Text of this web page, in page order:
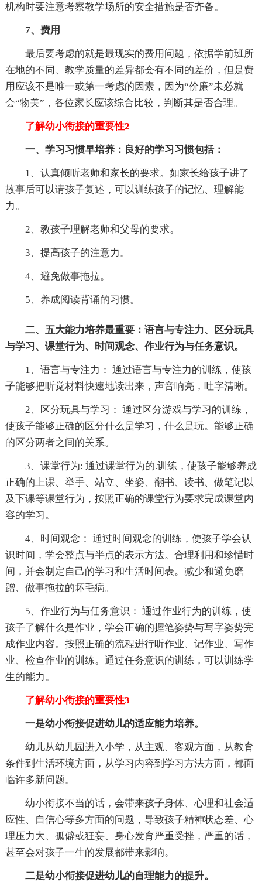
机构时要注意考察教学场所的安全措施是否齐备。
7、费用
最后要考虑的就是最现实的费用问题，依据学前班所
在地的不同、教学质量的差异都会有不同的差价，但是费
用应该不是唯一或第一考虑的因素，因为“价廉”未必就
会“物美”，各位家长应该综合比较，判断其是否合理。
了解幼小衔接的重要性2
一、学习习惯早培养：良好的学习习惯包括：
1、认真倾听老师和家长的要求。如家长给孩子讲了
故事后可以请孩子复述，可以训练孩子的记忆、理解能
力。
2、教孩子理解老师和父母的要求。
3、提高孩子的注意力。
4、避免做事拖拉。
5、养成阅读背诵的习惯。
二、五大能力培养最重要：语言与专注力、区分玩具
与学习、课堂行为、时间观念、作业行为与任务意识。
1、语言与专注力： 通过语言与专注力的训练，使孩
子能够把听觉材料快速地读出来，声音响亮，吐字清晰。
2、区分玩具与学习： 通过区分游戏与学习的训练，
使孩子能够正确的区分什么是学习，什么是玩。能够正确
的区分两者之间的关系。
3、课堂行为: 通过课堂行为的.训练，使孩子能够养成
正确的上课、举手、站立、坐姿、翻书、读书、做笔记以
及下课等课堂行为，按照正确的课堂行为要求完成课堂内
容的学习。
4、时间观念： 通过时间观念的训练，使孩子学会认
识时间，学会整点与半点的表示方法。合理利用和珍惜时
间，并会制定自己的学习和生活时间表。减少和避免磨
蹭、做事拖拉的坏毛病。
5、作业行为与任务意识： 通过作业行为的训练，使
孩子了解什么是作业，学会正确的握笔姿势与写字姿势完
成作业内容。按照正确的流程进行听作业、记作业、写作
业、检查作业的训练。通过任务意识的训练，可以训练学
生的能力。
了解幼小衔接的重要性3
一是幼小衔接促进幼儿的适应能力培养。
幼儿从幼儿园进入小学，从主观、客观方面，从教育
条件到生活环境方面，从学习内容到学习方法方面，都面
临许多新问题。
幼小衔接不当的话，会带来孩子身体、心理和社会适
应性、自信心等多方面的问题，导致孩子精神状态差、心
理压力大、孤僻或狂妄、身心发育严重受挫，严重的话，
甚至会对孩子一生的发展都带来影响。
二是幼小衔接促进幼儿的自理能力的提升。